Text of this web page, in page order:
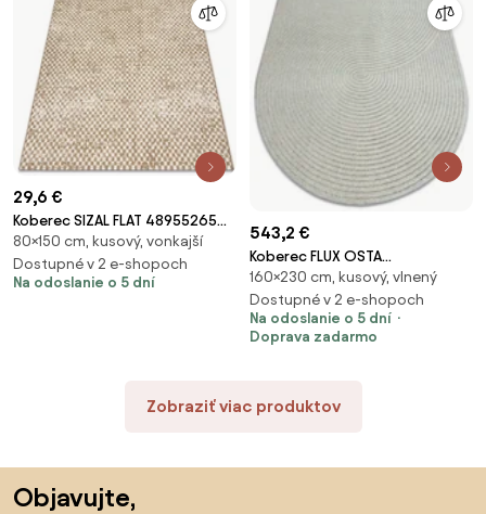
29,6 €
Koberec SIZAL FLAT 48955265
geometrický, béžový /
naturálny
80×150 cm, kusový, vonkajší
Dostupné v 2 e-shopoch
Na odoslanie o 5 dní
543,2 €
Koberec FLUX OSTA
461.67.AE503 sivý ovál
160×230 cm, kusový, vlnený
Dostupné v 2 e-shopoch
Na odoslanie o 5 dní
Doprava zadarmo
Zobraziť viac produktov
Objavujte,